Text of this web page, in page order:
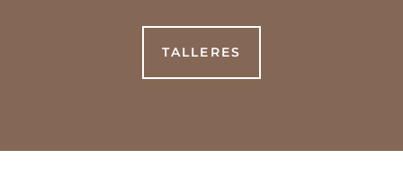
TALLERES